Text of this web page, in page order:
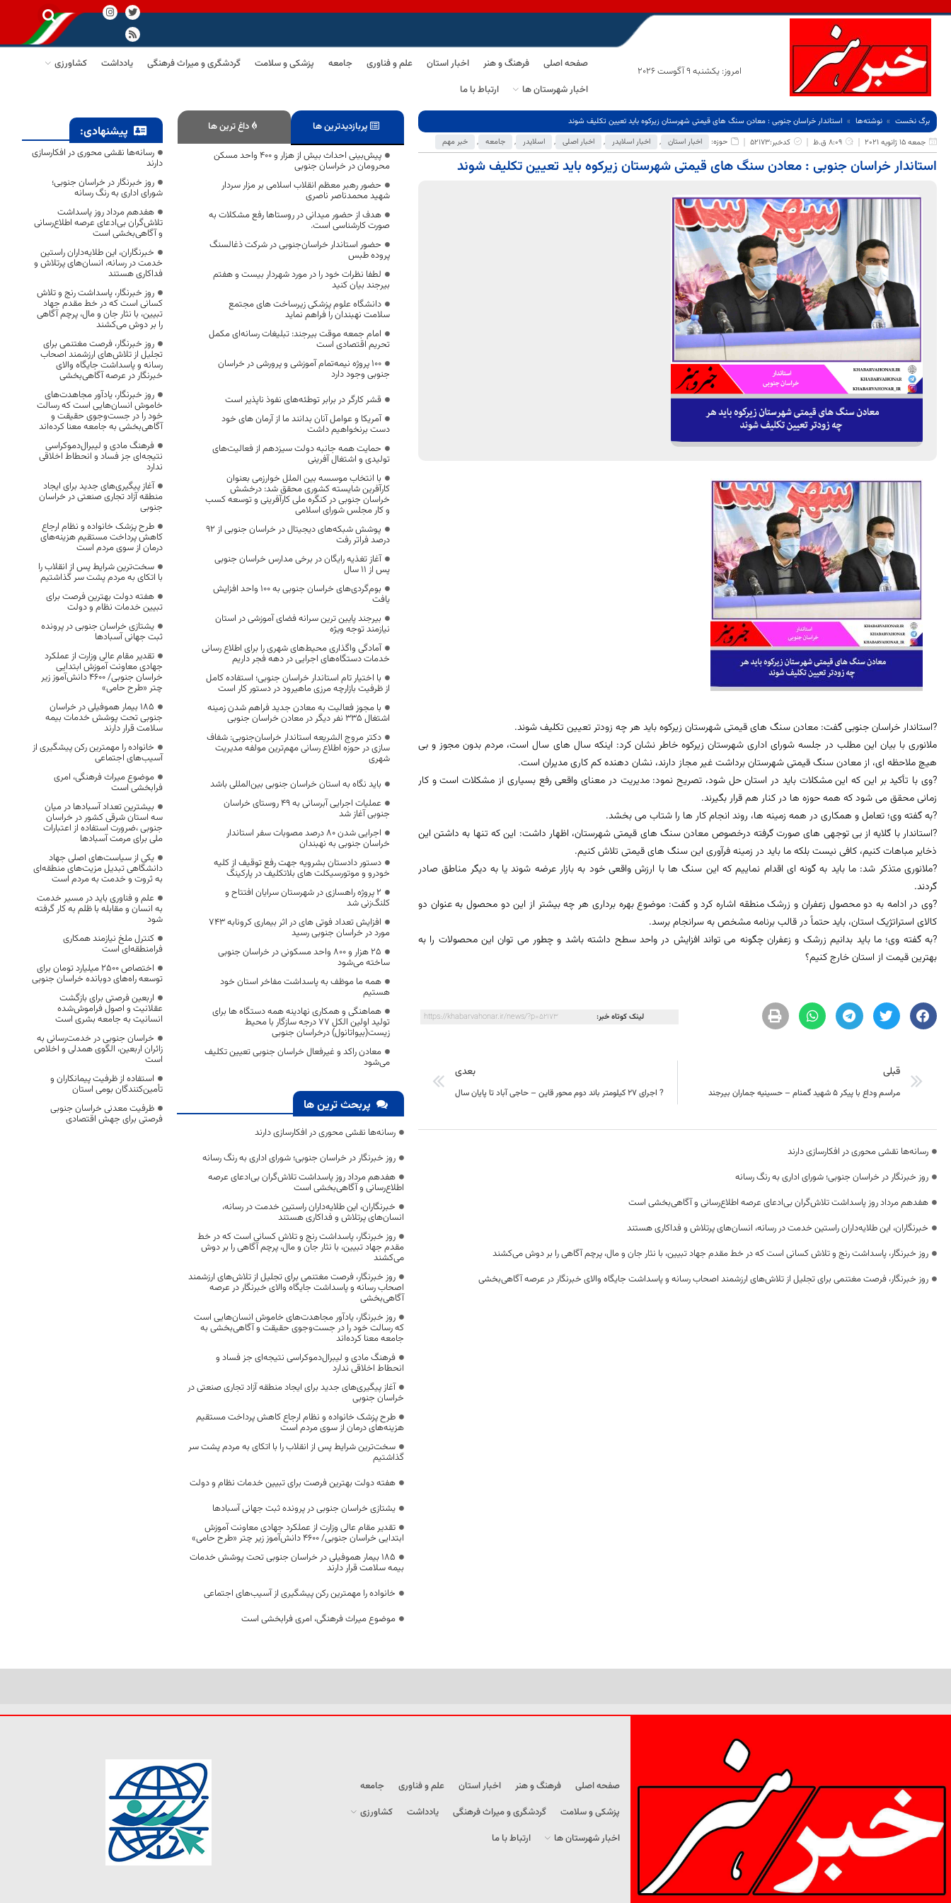
امروز: یکشنبه 9 آگوست 2026
صفحه اصلی فرهنگ و هنر اخبار استان علم و فناوری جامعه پزشکی و سلامت گردشگری و میراث فرهنگی یادداشت
کشاورزی
اخبار شهرستان ها
ارتباط با ما
برگ نخست نوشته‌ها
استاندار خراسان جنوبی : معادن سنگ های قیمتی شهرستان زیرکوه باید تعیین تکلیف شوند
جمعه 15 ژانویه 2021
8:09 ق.ظ کدخبر:52173 حوزه: اخبار استان , اخبار اسلایدر , اخبار اصلی , اسلایدر , جامعه , خبر مهم
استاندار خراسان جنوبی : معادن سنگ های قیمتی شهرستان زیرکوه باید تعیین تکلیف شوند
?استاندار خراسان جنوبی گفت: معادن سنگ های قیمتی شهرستان زیرکوه باید هر چه زودتر تعیین تکلیف شوند.
ملانوری با بیان این مطلب در جلسه شورای اداری شهرستان زیرکوه خاطر نشان کرد: اینکه سال های سال است، مردم بدون مجوز و بی
هیچ ملاحظه ای، از معادن سنگ قیمتی شهرستان برداشت غیر مجاز دارند، نشان دهنده کم کاری مدیران است.
?وی با تأکید بر این که این مشکلات باید در استان حل شود، تصریح نمود: مدیریت در معنای واقعی رفع بسیاری از مشکلات است و‌ کار
زمانی محقق می شود که همه حوزه ها در کنار هم قرار بگیرند.
?به گفته وی؛ تعامل و همکاری در همه زمینه ها، روند انجام کار ها را شتاب می بخشد.
?استاندار با گلایه از بی توجهی های صورت گرفته درخصوص معادن سنگ های قیمتی شهرستان، اظهار داشت: این که تنها به داشتن این
ذخایر مباهات کنیم، کافی نیست بلکه ما باید در زمینه فرآوری این سنگ های قیمتی تلاش کنیم.
?ملانوری متذکر شد: ما باید به گونه ای اقدام نماییم که این سنگ ها با ارزش واقعی خود به بازار عرضه شوند یا به دیگر مناطق صادر
گردند.
?وی در ادامه به دو محصول زعفران و زرشک منطقه اشاره کرد و گفت: موضوع بهره برداری هر چه بیشتر از این دو محصول به عنوان دو
کالای استراتژیک استان، باید حتماً در قالب برنامه مشخص به سرانجام برسد.
?به گفته وی؛ ما باید بدانیم زرشک و زعفران چگونه می تواند افزایش در واحد سطح داشته باشد و چطور می توان این محصولات را به
بهترین قیمت از استان خارج کنیم؟
لینک کوتاه خبر: https://khabarvahonar.ir/news/?p=52173
قبلی
مراسم وداع با پیکر 5 شهید گمنام – حسینیه جماران بیرجند
بعدی
? اجرای 27 کیلومتر باند دوم محور قاین – حاجی آباد تا پایان سال
رسانه‌ها نقشی محوری در افکارسازی دارند
روز خبرنگار در خراسان جنوبی؛ شورای اداری به رنگ رسانه
هفدهم مرداد روز پاسداشت تلاش‌گران بی‌ادعای عرصه اطلاع‌رسانی و آگاهی‌بخشی است
خبرنگاران، این طلایه‌داران راستین خدمت در رسانه، انسان‌های پرتلاش و فداکاری هستند
روز خبرنگار، پاسداشت رنج و تلاش کسانی است که در خط مقدم جهاد تبیین، با نثار جان و مال، پرچم آگاهی را بر دوش می‌کشند
روز خبرنگار، فرصت مغتنمی برای تجلیل از تلاش‌های ارزشمند اصحاب رسانه و پاسداشت جایگاه والای خبرنگار در عرصه آگاهی‌بخشی
پربازدیدترین ها داغ ترین ها
پیش‌بینی احداث بیش از هزار و 400 واحد مسکن
محرومان در خراسان جنوبی
حضور رهبر معظم انقلاب اسلامی بر مزار سردار
شهید محمدناصر ناصری
هدف از حضور میدانی در روستاها رفع مشکلات به
صورت کارشناسی است.
حضور استاندار خراسان‌جنوبی در شرکت ذغالسنگ
پروده طبس
لطفا نظرات خود را در مورد شهردار بیست و هفتم
بیرجند بیان کنید
دانشگاه علوم پزشکی زیرساخت های مجتمع
سلامت نهبندان را فراهم نماید
امام جمعه موقت بیرجند: تبلیغات رسانه‌ای مکمل
تحریم‌ اقتصادی است
۱۰۰ پروژه نیمه‌تمام آموزشی و پرورشی در خراسان
جنوبی وجود دارد
قشر کارگر در برابر توطئه‌های نفوذ ناپذیر است
آمریکا و عوامل آنان بدانند ما از آرمان های خود
دست برنخواهیم داشت
حمایت همه جانبه دولت سیزدهم از فعالیت‌های
تولیدی و اشتغال آفرینی
با انتخاب موسسه بین الملل خوارزمی بعنوان
کارآفرین شایسته کشوری محقق شد: درخشش
خراسان جنوبی در کنگره ملی کارآفرینی و توسعه کسب
و کار مجلس شورای اسلامی
پوشش شبکه‌های دیجیتال در خراسان جنوبی از ۹۲
درصد فراتر رفت
آغاز تغذیه رایگان در برخی مدارس خراسان جنوبی
پس از ۱۱ سال
بوم‌گردی‌های خراسان جنوبی به ۱۰۰ واحد افزایش
یافت
بیرجند پایین ترین سرانه فضای آموزشی در استان
نیازمند توجه ویژه
آمادگی واگذاری محیط‌های شهری را برای اطلاع رسانی
خدمات دستگاه‌های اجرایی در دهه فجر داریم
با اختیار تام استاندار خراسان جنوبی؛ استفاده کامل
از ظرفیت بازارچه مرزی ماهیرود در دستور کار است
با مجوز فعالیت به معادن جدید فراهم شدن زمینه
اشتغال ۳۳۵ نفر دیگر در معادن خراسان جنوبی
دکتر مروج الشریعه استاندار خراسان‌جنوبی: شفاف
سازی در حوزه اطلاع رسانی مهم‌ترین مولفه مدیریت
شهری
باید نگاه به استان خراسان جنوبی بین‌المللی باشد
عملیات اجرایی آبرسانی به ۴۹ روستای خراسان
جنوبی آغاز شد
اجرایی شدن 80 درصد مصوبات سفر استاندار
خراسان جنوبی به نهبندان
دستور دادستان‌ بشرویه جهت رفع توقیف از کلیه
خودرو و موتورسیکلت های بلاتکلیف در پارکینگ
۲ پروژه راهسازی در شهرستان سرایان افتتاح و
کلنگ‌زنی شد
افزایش تعداد فوتی های در اثر بیماری کرونابه 743
مورد در خراسان جنوبی رسید
۲۵ هزار و ۸۰۰ واحد مسکونی در خراسان جنوبی
ساخته می‌شود
همه ما موظف به پاسداشت مفاخر استان خود
هستیم
هماهنگی و همکاری نهادینه همه دستگاه ها برای
تولید اولین الکل ۷۷ درجه سازگار با محیط
زیست(بیواتانول) درخراسان جنوبی
معادن راکد و غیرفعال خراسان جنوبی تعیین تکلیف
می‌شود
پربحث ترین ها
رسانه‌ها نقشی محوری در افکارسازی دارند
روز خبرنگار در خراسان جنوبی؛ شورای اداری به رنگ رسانه
هفدهم مرداد روز پاسداشت تلاش‌گران بی‌ادعای عرصه
اطلاع‌رسانی و آگاهی‌بخشی است
خبرنگاران، این طلایه‌داران راستین خدمت در رسانه،
انسان‌های پرتلاش و فداکاری هستند
روز خبرنگار، پاسداشت رنج و تلاش کسانی است که در خط
مقدم جهاد تبیین، با نثار جان و مال، پرچم آگاهی را بر دوش
می‌کشند
روز خبرنگار، فرصت مغتنمی برای تجلیل از تلاش‌های ارزشمند
اصحاب رسانه و پاسداشت جایگاه والای خبرنگار در عرصه
آگاهی‌بخشی
روز خبرنگار، یادآور مجاهدت‌های خاموش انسان‌هایی است
که رسالت خود را در جست‌وجوی حقیقت و آگاهی‌بخشی به
جامعه معنا کرده‌اند
فرهنگ مادی و لیبرال‌دموکراسی نتیجه‌ای جز فساد و
انحطاط اخلاقی ندارد
آغاز پیگیری‌های جدید برای ایجاد منطقه آزاد تجاری صنعتی در
خراسان جنوبی
طرح پزشک خانواده و نظام ارجاع کاهش پرداخت مستقیم
هزینه‌های درمان از سوی مردم است
سخت‌ترین شرایط پس از انقلاب را با اتکای به مردم پشت سر
گذاشتیم
هفته دولت بهترین فرصت برای تبیین خدمات نظام و دولت
یشتازی خراسان جنوبی در پرونده ثبت جهانی آسبادها
تقدیر مقام عالی وزارت از عملکرد جهادی معاونت آموزش
ابتدایی خراسان جنوبی/ ۴۶۰۰ دانش‌آموز زیر چتر «طرح حامی»
۱۸۵ بیمار هموفیلی در خراسان جنوبی تحت پوشش خدمات
بیمه سلامت قرار دارند
خانواده را مهمترین رکن پیشگیری از آسیب‌های اجتماعی
موضوع میراث فرهنگی، امری فرابخشی است
پیشنهادی:
رسانه‌ها نقشی محوری در افکارسازی
دارند
روز خبرنگار در خراسان جنوبی؛
شورای اداری به رنگ رسانه
هفدهم مرداد روز پاسداشت
تلاش‌گران بی‌ادعای عرصه اطلاع‌رسانی
و آگاهی‌بخشی است
خبرنگاران، این طلایه‌داران راستین
خدمت در رسانه، انسان‌های پرتلاش و
فداکاری هستند
روز خبرنگار، پاسداشت رنج و تلاش
کسانی است که در خط مقدم جهاد
تبیین، با نثار جان و مال، پرچم آگاهی
را بر دوش می‌کشند
روز خبرنگار، فرصت مغتنمی برای
تجلیل از تلاش‌های ارزشمند اصحاب
رسانه و پاسداشت جایگاه والای
خبرنگار در عرصه آگاهی‌بخشی
روز خبرنگار، یادآور مجاهدت‌های
خاموش انسان‌هایی است که رسالت
خود را در جست‌وجوی حقیقت و
آگاهی‌بخشی به جامعه معنا کرده‌اند
فرهنگ مادی و لیبرال‌دموکراسی
نتیجه‌ای جز فساد و انحطاط اخلاقی
ندارد
آغاز پیگیری‌های جدید برای ایجاد
منطقه آزاد تجاری صنعتی در خراسان
جنوبی
طرح پزشک خانواده و نظام ارجاع
کاهش پرداخت مستقیم هزینه‌های
درمان از سوی مردم است
سخت‌ترین شرایط پس از انقلاب را
با اتکای به مردم پشت سر گذاشتیم
هفته دولت بهترین فرصت برای
تبیین خدمات نظام و دولت
یشتازی خراسان جنوبی در پرونده
ثبت جهانی آسبادها
تقدیر مقام عالی وزارت از عملکرد
جهادی معاونت آموزش ابتدایی
خراسان جنوبی/ ۴۶۰۰ دانش‌آموز زیر
چتر «طرح حامی»
۱۸۵ بیمار هموفیلی در خراسان
جنوبی تحت پوشش خدمات بیمه
سلامت قرار دارند
خانواده را مهمترین رکن پیشگیری از
آسیب‌های اجتماعی
موضوع میراث فرهنگی، امری
فرابخشی است
بیشترین تعداد آسبادها در میان
سه استان شرقی کشور در خراسان
جنوبی ،ضرورت استفاده از اعتبارات
ملی برای مرمت آسبادها
یکی از سیاست‌های اصلی جهاد
دانشگاهی تبدیل مزیت‌های منطقه‌ای
به ثروت و خدمت به مردم است
علم و فناوری باید در مسیر خدمت
به انسان و مقابله با ظلم به کار گرفته
شود
کنترل ملخ نیازمند همکاری
فرامنطقه‌ای است
اختصاص 2500 میلیارد تومان برای
توسعه راه‌های دوبانده خراسان جنوبی
اربعین فرصتی برای بازگشت
عقلانیت و اصول فراموش‌شده
انسانیت به جامعه بشری است
خراسان جنوبی در خدمت‌رسانی به
زائران اربعین، الگوی همدلی و اخلاص
است
استفاده از ظرفیت پیمانکاران و
تأمین‌کنندگان بومی استان
ظرفیت معدنی خراسان جنوبی
فرصتی برای جهش اقتصادی
صفحه اصلی فرهنگ و هنر اخبار استان علم و فناوری
جامعه
پزشکی و سلامت
گردشگری و میراث فرهنگی یادداشت
کشاورزی
اخبار شهرستان ها
ارتباط با ما